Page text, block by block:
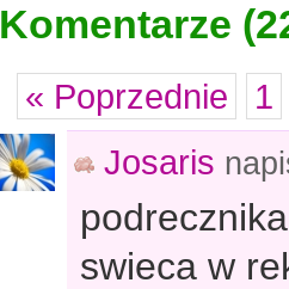
Komentarze (
« Poprzednie
1
Josaris
swieca w